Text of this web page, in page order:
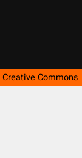
Creative Commons